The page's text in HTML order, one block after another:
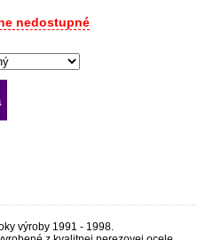
nedostupné
výroby 1991 - 1998.